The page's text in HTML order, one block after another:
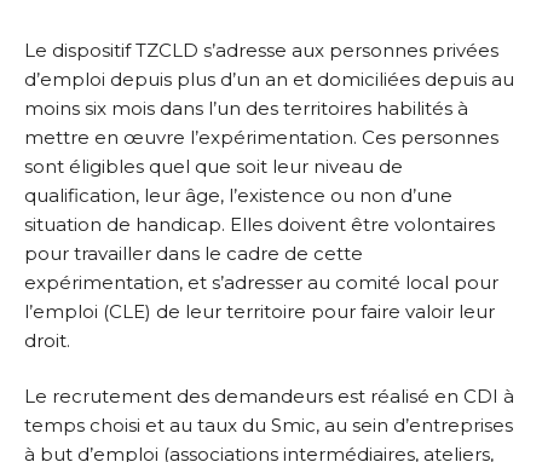
Le dispositif TZCLD s’adresse aux personnes privées
d’emploi depuis plus d’un an et domiciliées depuis au
moins six mois dans l’un des territoires habilités à
mettre en œuvre l’expérimentation. Ces personnes
sont éligibles quel que soit leur niveau de
qualification, leur âge, l’existence ou non d’une
situation de handicap. Elles doivent être volontaires
pour travailler dans le cadre de cette
expérimentation, et s’adresser au comité local pour
l’emploi (CLE) de leur territoire pour faire valoir leur
droit.
Le recrutement des demandeurs est réalisé en CDI à
temps choisi et au taux du Smic, au sein d’entreprises
à but d’emploi (associations intermédiaires, ateliers,